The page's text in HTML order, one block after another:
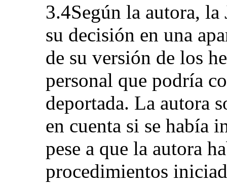
3.4Según la autora, la
su decisión en una
de su versión de los
personal que podría
deportada. La autora
en cuenta si se había
pese a que la autora
procedimientos